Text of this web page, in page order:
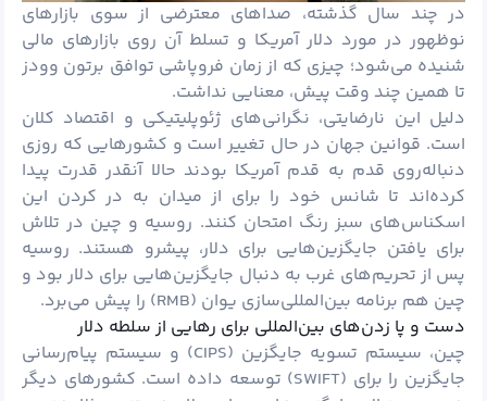
در چند سال گذشته، صداهای معترضی از سوی بازارهای
نوظهور در مورد دلار آمریکا و تسلط آن روی بازارهای مالی
شنیده می‌شود؛ چیزی که از زمان فروپاشی توافق برتون وودز
تا همین چند وقت پیش، معنایی نداشت.
دلیل این نارضایتی، نگرانی‌های ژئوپلیتیکی و اقتصاد کلان
است. قوانین جهان در حال تغییر است و کشورهایی که روزی
دنباله‌روی قدم به قدم آمریکا بودند حالا آنقدر قدرت پیدا
کرده‌اند تا شانس خود را برای از میدان به در کردن این
اسکناس‌های سبز رنگ امتحان کنند. روسیه و چین در تلاش
برای یافتن جایگزین‌هایی برای دلار، پیشرو هستند. روسیه
پس از تحریم‌های غرب به دنبال جایگزین‌هایی برای دلار بود و
چین هم برنامه بین‌المللی‌سازی یوان (RMB) را پیش می‌برد.
دست و پا زدن‌های بین‌المللی برای رهایی از سلطه دلار
چین، سیستم تسویه جایگزین (CIPS) و سیستم پیام‌رسانی
جایگزین را برای (SWIFT) توسعه داده است. کشورهای دیگر